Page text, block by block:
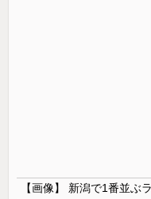
【画像】 新潟で1番並ぶ